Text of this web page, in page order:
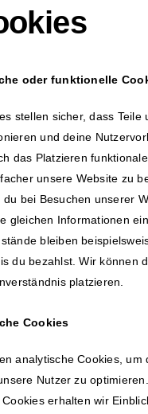
oder funktionelle
stellen sicher, dass Teile
und deine
das Platzieren
unsere Website zu
du bei Besuchen unserer
gleichen Informationen
bleiben
du bezahlst. Wir können
platzieren.
Cookies
analytische Cookies, um
Nutzer zu
erhalten wir